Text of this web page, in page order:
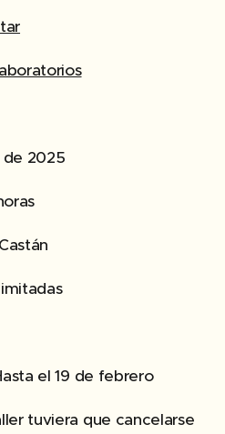
2025
el 19 de febrero
tuviera que cancelarse